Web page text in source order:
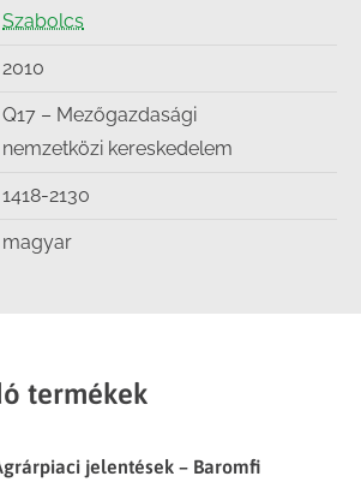
Szabolcs
2010
Q17 – Mezőgazdasági
nemzetközi kereskedelem
1418-2130
magyar
termékek
jelentések – Baromfi